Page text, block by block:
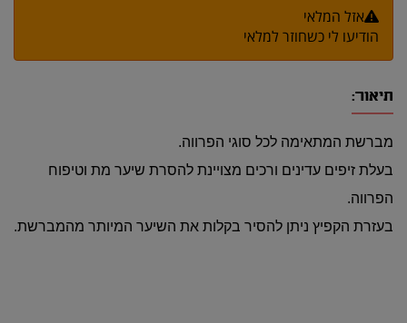
אזל המלאי
הודיעו לי כשחוזר למלאי
תיאור:
מברשת המתאימה לכל סוגי הפרווה.
בעלת זיפים עדינים ורכים מצויינת להסרת שיער מת וטיפוח
הפרווה.
בעזרת הקפיץ ניתן להסיר בקלות את השיער המיותר מהמברשת.